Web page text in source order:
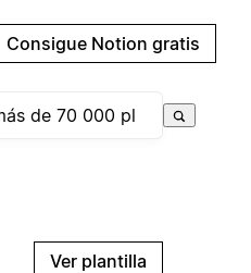
Consigue Notion gratis
Ver plantilla